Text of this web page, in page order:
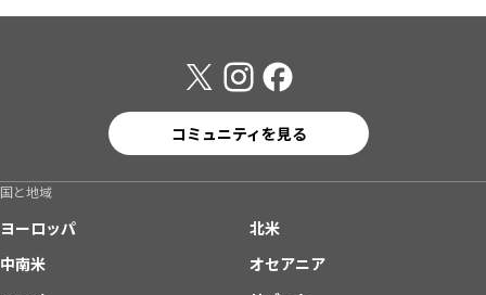
コミュニティを見る
国と地域
ヨーロッパ
北米
中南米
オセアニア